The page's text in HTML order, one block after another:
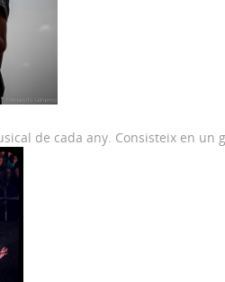
de cada any. Consisteix en